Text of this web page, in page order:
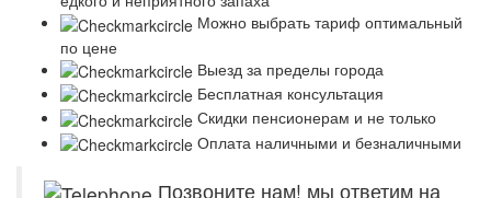
Можно выбрать тариф оптимальный
по цене
Выезд за пределы города
Бесплатная консультация
Скидки пенсионерам и не только
Оплата наличными и безналичными
Позвоните нам! мы ответим на